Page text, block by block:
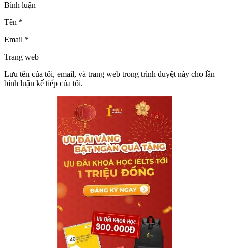
Bình luận
Tên *
Email *
Trang web
Lưu tên của tôi, email, và trang web trong trình duyệt này cho lần
bình luận kế tiếp của tôi.